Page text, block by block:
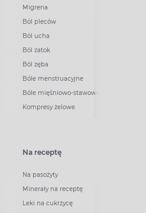
Migrena
Ból pleców
Ból ucha
Ból zatok
Ból zęba
Bóle menstruacyjne
Bóle mięśniowo-stawowe
Kompresy żelowe
Na receptę
Na pasożyty
Minerały na receptę
Leki na cukrzycę